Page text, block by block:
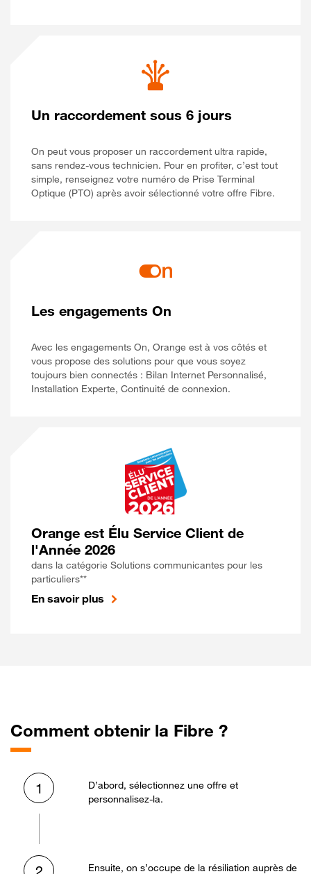
Un raccordement sous 6 jours
On peut vous proposer un raccordement ultra rapide,
sans rendez-vous technicien. Pour en profiter, c’est tout
simple, renseignez votre numéro de Prise Terminal
Optique (PTO) après avoir sélectionné votre offre Fibre.
Les engagements On
Avec les engagements On, Orange est à vos côtés et
vous propose des solutions pour que vous soyez
toujours bien connectés : Bilan Internet Personnalisé,
Installation Experte, Continuité de connexion.
Orange est Élu Service Client de
l'Année 2026
dans la catégorie Solutions communicantes pour les
particuliers**
En savoir plus
Comment obtenir la Fibre ?
1
D’abord, sélectionnez une offre et
personnalisez-la.
Ensuite, on s’occupe de la résiliation auprès de